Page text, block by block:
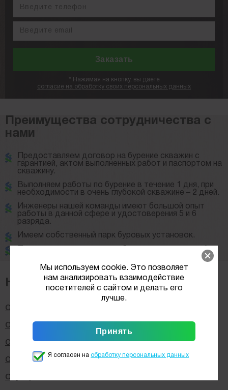
* Нажимая на кнопку, вы даете
согласие на обработку своих персональных данных
Преимущества сотрудничества с
нами
Предоставляем договор на бурение скважин с
гарантией, актом выполненных работ и паспортом на
скважину.
Выполняем работы по бурение в течение 1 дня, при
необходимости в очень глубокой скважине – 2 дней.
Инженеры нашей команды имеют большой опыт
работы в данной сфере и удостоверения 5 и 6
разряда.
Имеем собственный парк буровых установок.
Предлагаем материалы и оборудование высокой
Наши услуги
Обустройство скважин под ключ
Обустройство скважины с адаптером
Обустройство скважины с кессоном
Обустройство артезианских скважин
Обустройство зимней скважины
Мы используем cookie. Это позволяет
нам анализировать взаимодействие
посетителей с сайтом и делать его
лучше.
Я согласен на обработку персональных данных